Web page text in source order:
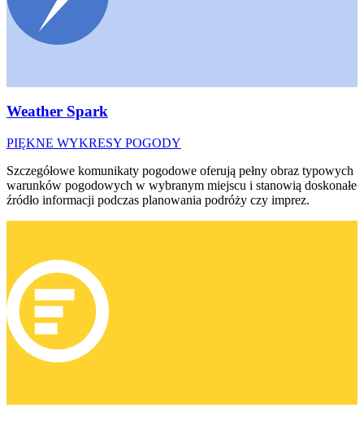
Weather Spark
PIĘKNE WYKRESY POGODY
Szczegółowe komunikaty pogodowe oferują pełny obraz typowych
warunków pogodowych w wybranym miejscu i stanowią doskonałe
źródło informacji podczas planowania podróży czy imprez.